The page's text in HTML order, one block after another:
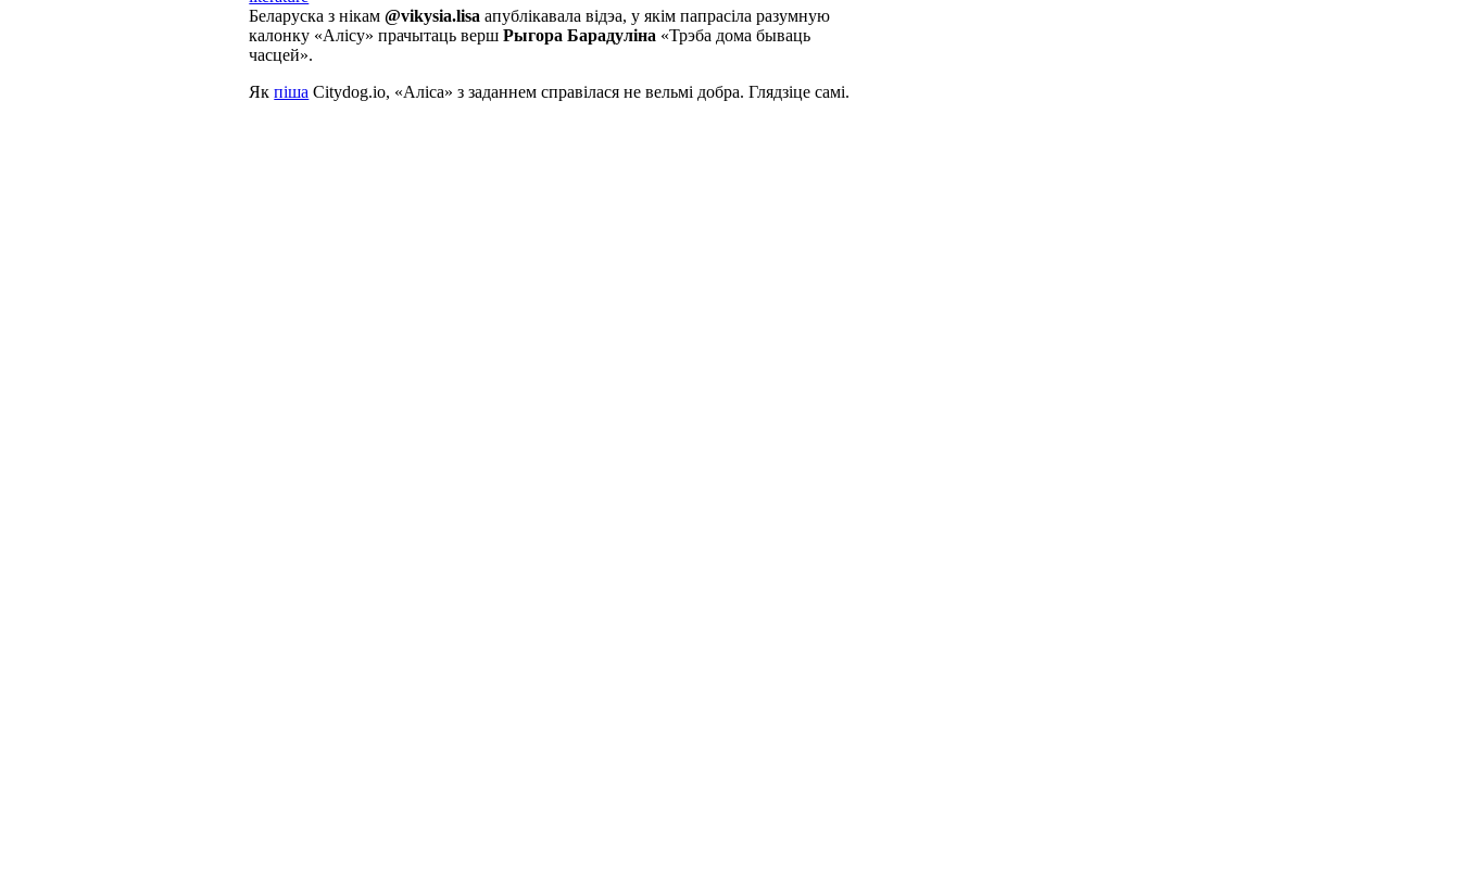
Беларуска з нікам@vikysia.lisaапублікавала відэа, у якім папрасіла разумную
калонку «Алісу» прачытаць вершРыгора Барадуліна «Трэба дома бываць
часцей».
Якпіша Сitydog.io, «Аліса» з заданнем справілася не вельмі добра. Глядзіце самі.